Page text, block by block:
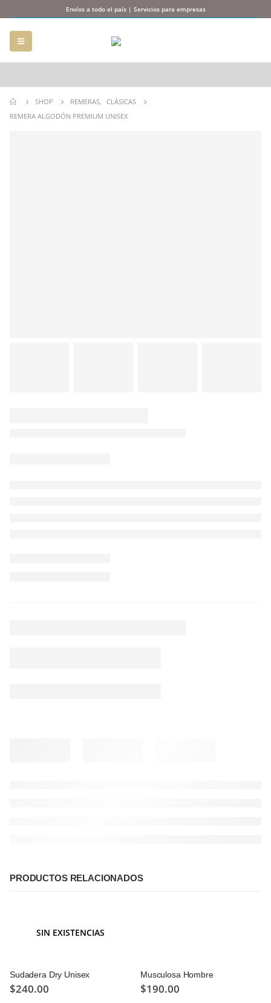
Envíos a todo el país | Servicios para empresas
SHOP REMERAS, CLÁSICAS
REMERA ALGODÓN PREMIUM UNISEX
PRODUCTOS RELACIONADOS
SIN EXISTENCIAS
Sudadera Dry Unisex
$240.00
Musculosa Hombre
$190.00